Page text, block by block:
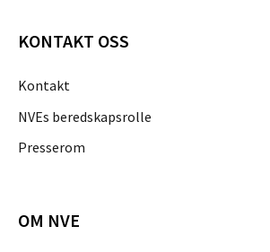
KONTAKT OSS
Kontakt
NVEs beredskapsrolle
Presserom
OM NVE